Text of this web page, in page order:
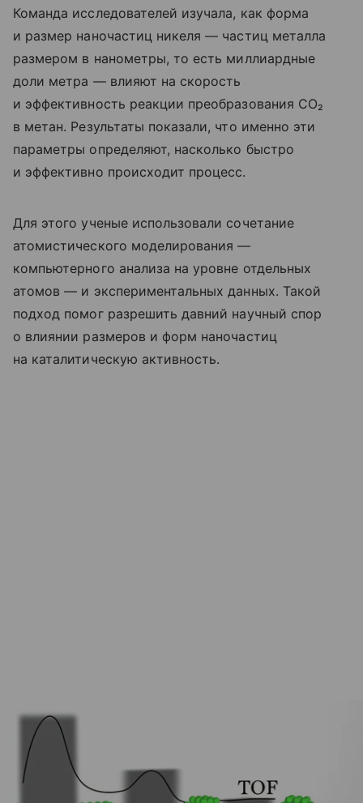
Команда исследователей изучала, как форма
и размер наночастиц никеля — частиц металла
размером в нанометры, то есть миллиардные
доли метра — влияют на скорость
и эффективность реакции преобразования CO₂
в метан. Результаты показали, что именно эти
параметры определяют, насколько быстро
и эффективно происходит процесс.
Для этого ученые использовали сочетание
атомистического моделирования —
компьютерного анализа на уровне отдельных
атомов — и экспериментальных данных. Такой
подход помог разрешить давний научный спор
о влиянии размеров и форм наночастиц
на каталитическую активность.